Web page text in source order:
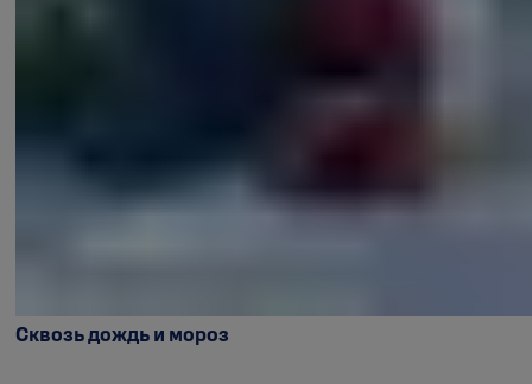
Сквозь дождь и мороз